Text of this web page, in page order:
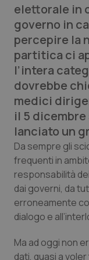
Professionisti
Abruzzo
Basilicata
Calabria
Campania
Emilia-
Friuli
Lazio
QS Pro
Artrite &
Asma &
Car-T
Dermatite
Diabete &
QS Club
elettorale in
governo in
percepire la
partitica ci
l’intera
dovrebbe
medici
il 5 dicembre
lanciato un
Da sempre gli
frequenti in
responsabilità
dai governi, da
erroneamente
dialogo e
Ma ad oggi non
dati, quasi a